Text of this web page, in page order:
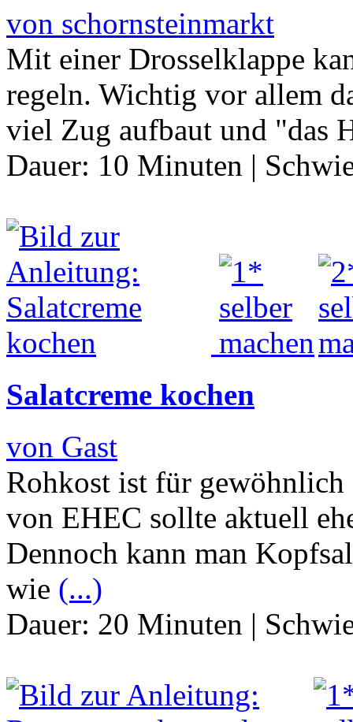
von schornsteinmarkt
Mit einer Drosselklappe
regeln. Wichtig vor allem
viel Zug aufbaut und "das
Dauer: 10 Minuten |
Salatcreme kochen
von Gast
Rohkost ist für gewöhnlich
von EHEC sollte aktuell
Dennoch kann man
wie (...)
Dauer: 20 Minuten |